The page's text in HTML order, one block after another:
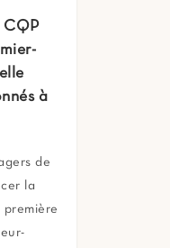
CQP
à
de
la
première